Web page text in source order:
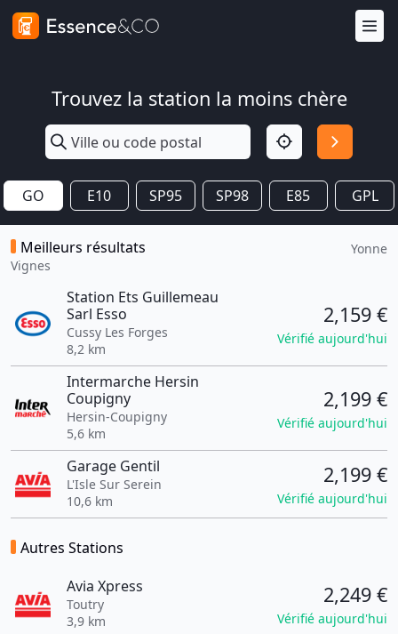
Trouvez la station la moins chère
GO E10 SP95 SP98 E85 GPL
Meilleurs résultats
Vignes
Yonne
Station Ets Guillemeau
Sarl Esso
Cussy Les Forges
8,2 km
2,159 €
Vérifié aujourd'hui
Intermarche Hersin
Coupigny
Hersin-Coupigny
5,6 km
2,199 €
Vérifié aujourd'hui
Garage Gentil
L'Isle Sur Serein
10,6 km
2,199 €
Vérifié aujourd'hui
Autres Stations
Avia Xpress
Toutry
3,9 km
2,249 €
Vérifié aujourd'hui